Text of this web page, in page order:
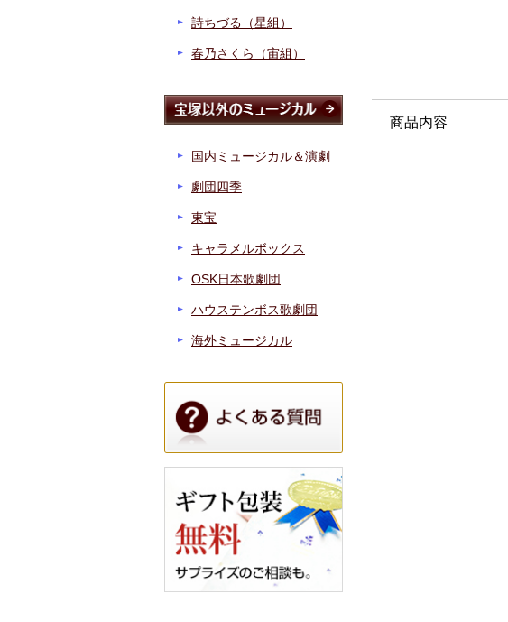
商品内容
詩ちづる（星組）
春乃さくら（宙組）
国内ミュージカル＆演劇
劇団四季
東宝
キャラメルボックス
OSK日本歌劇団
ハウステンボス歌劇団
海外ミュージカル